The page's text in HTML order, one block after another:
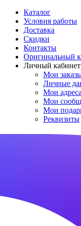
Каталог
Условия работы
Доставка
Скидки
Контакты
Оригинальный
Личный кабинет
Мои
Личные
Мои адреса
Мои
Мои
Реквизиты